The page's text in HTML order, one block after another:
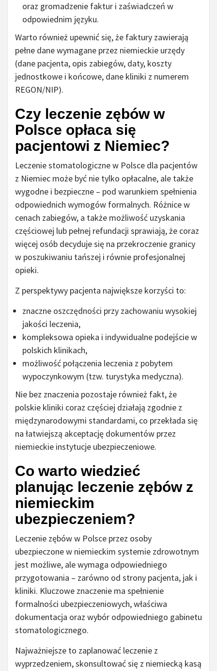
oraz gromadzenie faktur i zaświadczeń w
odpowiednim języku.
Warto również upewnić się, że faktury zawierają
pełne dane wymagane przez niemieckie urzędy
(dane pacjenta, opis zabiegów, daty, koszty
jednostkowe i końcowe, dane kliniki z numerem
REGON/NIP).
Czy leczenie zębów w
Polsce opłaca się
pacjentowi z Niemiec?
Leczenie stomatologiczne w Polsce dla pacjentów
z Niemiec może być nie tylko opłacalne, ale także
wygodne i bezpieczne – pod warunkiem spełnienia
odpowiednich wymogów formalnych. Różnice w
cenach zabiegów, a także możliwość uzyskania
częściowej lub pełnej refundacji sprawiają, że coraz
więcej osób decyduje się na przekroczenie granicy
w poszukiwaniu tańszej i równie profesjonalnej
opieki.
Z perspektywy pacjenta największe korzyści to:
znaczne oszczędności przy zachowaniu wysokiej
jakości leczenia,
kompleksowa opieka i indywidualne podejście w
polskich klinikach,
możliwość połączenia leczenia z pobytem
wypoczynkowym (tzw. turystyka medyczna).
Nie bez znaczenia pozostaje również fakt, że
polskie kliniki coraz częściej działają zgodnie z
międzynarodowymi standardami, co przekłada się
na łatwiejszą akceptację dokumentów przez
niemieckie instytucje ubezpieczeniowe.
Co warto wiedzieć
planując leczenie zębów z
niemieckim
ubezpieczeniem?
Leczenie zębów w Polsce przez osoby
ubezpieczone w niemieckim systemie zdrowotnym
jest możliwe, ale wymaga odpowiedniego
przygotowania – zarówno od strony pacjenta, jak i
kliniki. Kluczowe znaczenie ma spełnienie
formalności ubezpieczeniowych, właściwa
dokumentacja oraz wybór odpowiedniego gabinetu
stomatologicznego.
Najważniejsze to zaplanować leczenie z
wyprzedzeniem, skonsultować się z niemiecką kasą